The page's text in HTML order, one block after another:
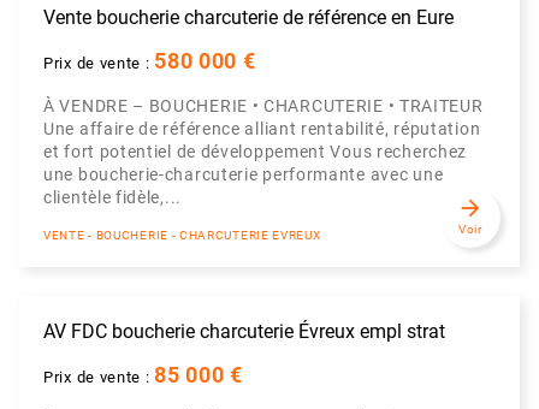
Vente boucherie charcuterie de référence en Eure
Prix de vente : 580 000 €
À VENDRE – BOUCHERIE • CHARCUTERIE • TRAITEUR
Une affaire de référence alliant rentabilité, réputation
et fort potentiel de développement Vous recherchez
une boucherie-charcuterie performante avec une
clientèle fidèle,...
VENTE - BOUCHERIE - CHARCUTERIE EVREUX
arrow_forward
Voir
AV FDC boucherie charcuterie Évreux empl strat
Prix de vente :85 000 €